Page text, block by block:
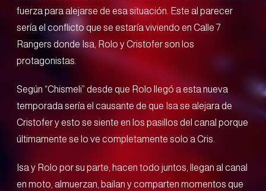
fuerza para alejarse de esa situación. Este al parecer
sería el conflicto que se estaría viviendo en Calle 7
Rangers donde Isa, Rolo y Cristofer son los
protagonistas.
Según “Chismeli” desde que Rolo llegó a esta nueva
temporada sería el causante de que Isa se alejara de
Cristofer y esto se siente en los pasillos del canal porque
últimamente se lo ve completamente solo a Cris.
Isa y Rolo por su parte, hacen todo juntos, llegan al canal
en moto, almuerzan, bailan y comparten momentos que